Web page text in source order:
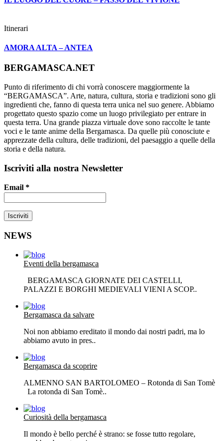
Itinerari
AMORA ALTA – ANTEA
BERGAMASCA.NET
Punto di riferimento di chi vorrà conoscere maggiormente la
“BERGAMASCA”. Arte, natura, cultura, storia e tradizioni sono gli
ingredienti che, fanno di questa terra unica nel suo genere. Abbiamo
progettato questo spazio come un luogo privilegiato per entrare in
questa terra. Una grande piazza virtuale dove sono raccolte le tante
voci e le tante anime della Bergamasca. Da quelle più conosciute e
apprezzate della cultura, delle tradizioni, del paesaggio a quelle della
storia e della natura.
Iscriviti alla nostra Newsletter
Email *
NEWS
Eventi della bergamasca
BERGAMASCA GIORNATE DEI CASTELLI,
PALAZZI E BORGHI MEDIEVALI VIENI A SCOP..
Bergamasca da salvare
Noi non abbiamo ereditato il mondo dai nostri padri, ma lo
abbiamo avuto in pres..
Bergamasca da scoprire
ALMENNO SAN BARTOLOMEO – Rotonda di San Tomè
La rotonda di San Tomè..
Curiosità della bergamasca
Il mondo è bello perché è strano: se fosse tutto regolare,